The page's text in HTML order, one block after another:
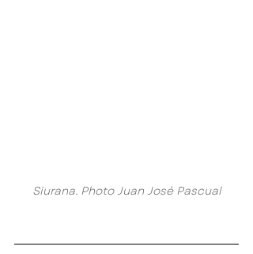
Siurana. Photo Juan José Pascual